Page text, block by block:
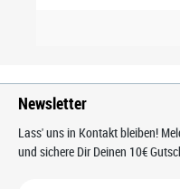
Newsletter
Lass' uns in Kontakt bleiben!
und sichere Dir Deinen 10€